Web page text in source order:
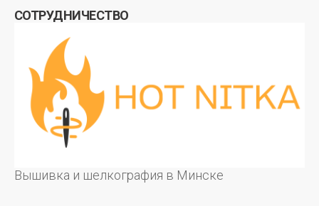
СОТРУДНИЧЕСТВО
Вышивка и шелкография в Минске